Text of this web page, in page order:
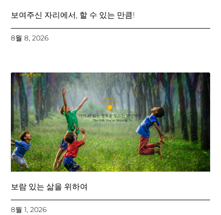
보여주신 자리에서, 할 수 있는 만큼!
8월 8, 2026
보람 있는 삶을 위하여
8월 1, 2026